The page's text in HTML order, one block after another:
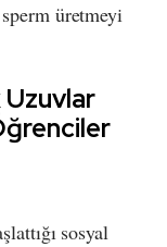
üretmeyi
Uzuvlar
sosyal